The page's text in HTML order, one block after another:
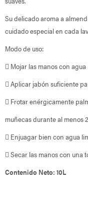
Su delicado aroma a
cuidado especial en cada
Modo de uso:
 Mojar las manos con agua
 Aplicar jabón suficiente
 Frotar enérgicamente
muñecas durante al menos
 Enjuagar bien con agua
 Secar las manos con una
Contenido Neto: 10L